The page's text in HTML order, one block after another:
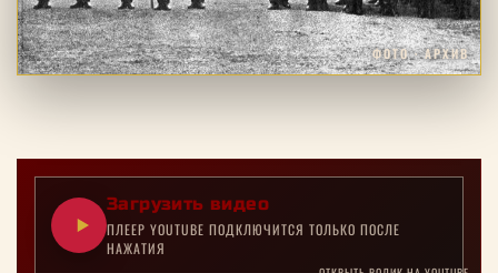
ФОТО · АРХИВ
Загрузить видео
ПЛЕЕР YOUTUBE ПОДКЛЮЧИТСЯ ТОЛЬКО ПОСЛЕ
НАЖАТИЯ